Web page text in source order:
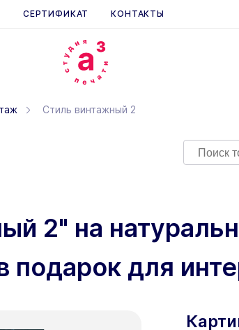
СЕРТИФИКАТ КОНТАКТЫ
Стиль винтажный 2
2" на
подарок для